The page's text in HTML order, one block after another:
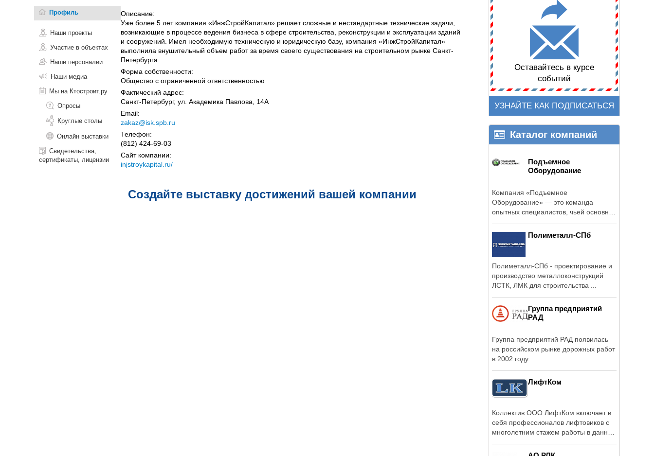
Профиль
Наши проекты
Участие в объектах
Наши персоналии
Наши медиа
Мы на Ктостроит.ру
Опросы
Круглые столы
Онлайн выставки
Свидетельства,
сертификаты, лицензии
Описание:
Уже более 5 лет компания «ИнжСтройКапитал» решает сложные и нестандартные технические задачи,
возникающие в процессе ведения бизнеса в сфере строительства, реконструкции и эксплуатации зданий
и сооружений. Имея необходимую техническую и юридическую базу, компания «ИнжСтройКапитал»
выполнила внушительный объем работ за время своего существования на строительном рынке Санкт-
Петербурга.
Форма собственности:
Общество с ограниченной ответственностью
Фактический адрес:
Санкт-Петербург, ул. Академика Павлова, 14А
Email:
zakaz@isk.spb.ru
Телефон:
(812) 424­-69-03
Сайт компании:
injstroykapital.ru/
Создайте выставку достижений вашей компании
Оставайтесь в курсе
событий
УЗНАЙТЕ КАК ПОДПИСАТЬСЯ
Каталог компаний
Подъемное
Оборудование
Компания «Подъемное
Оборудование» — это команда
опытных специалистов, чьей основной
Полиметалл-СПб
Полиметалл-СПб - проектирование и
производство металлоконструкций
ЛСТК, ЛМК для строительства ...
Группа предприятий
РАД
Группа предприятий РАД появилась
на российском рынке дорожных работ
в 2002 году.
ЛифтКом
Коллектив ООО ЛифтКом включает в
себя профессионалов лифтовиков с
многолетним стажем работы в данной